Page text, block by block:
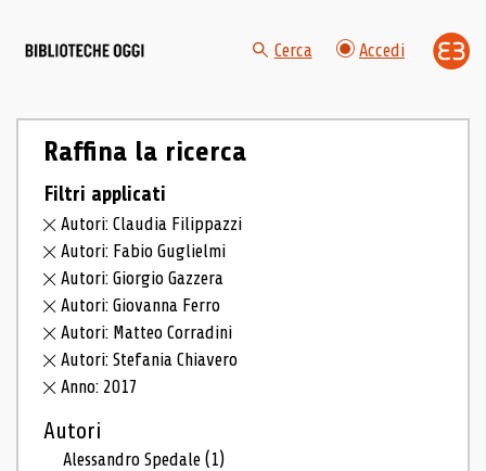
Cerca Accedi
Raffina la ricerca
Filtri applicati
Autori: Claudia Filippazzi
Autori: Fabio Guglielmi
Autori: Giorgio Gazzera
Autori: Giovanna Ferro
Autori: Matteo Corradini
Autori: Stefania Chiavero
Anno: 2017
Autori
Alessandro Spedale(1)